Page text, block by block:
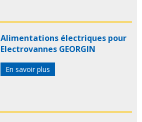
Alimentations électriques pour
Electrovannes GEORGIN
En savoir plus